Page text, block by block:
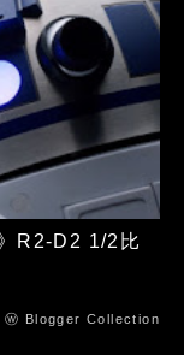
R2-D2 1/2比
ⓦ Blogger Collection